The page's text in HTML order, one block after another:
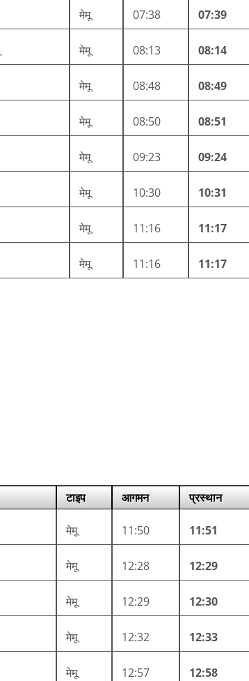
मेमू 07:38 07:39
मेमू 08:13 08:14
मेमू 08:48 08:49
मेमू 08:50 08:51
मेमू 09:23 09:24
मेमू 10:30 10:31
मेमू 11:16 11:17
मेमू 11:16 11:17
टाइप आगमन प्रस्थान
मेमू 11:50 11:51
मेमू 12:28 12:29
मेमू 12:29 12:30
मेमू 12:32 12:33
मेमू 12:57 12:58